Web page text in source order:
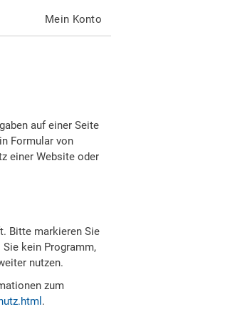
Mein Konto
auf einer Seite
Formular von
einer Website oder
Bitte markieren Sie
kein Programm,
nutzen.
zum
.